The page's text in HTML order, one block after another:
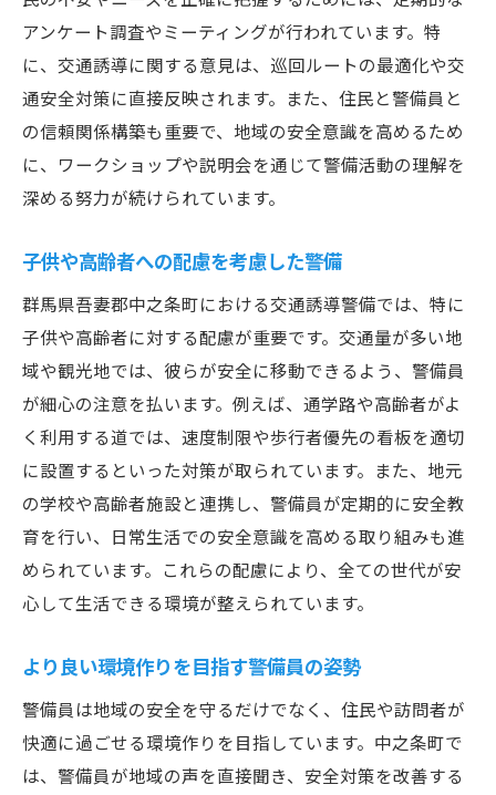
アンケート調査やミーティングが行われています。特
に、交通誘導に関する意見は、巡回ルートの最適化や交
通安全対策に直接反映されます。また、住民と警備員と
の信頼関係構築も重要で、地域の安全意識を高めるため
に、ワークショップや説明会を通じて警備活動の理解を
深める努力が続けられています。
子供や高齢者への配慮を考慮した警備
群馬県吾妻郡中之条町における交通誘導警備では、特に
子供や高齢者に対する配慮が重要です。交通量が多い地
域や観光地では、彼らが安全に移動できるよう、警備員
が細心の注意を払います。例えば、通学路や高齢者がよ
く利用する道では、速度制限や歩行者優先の看板を適切
に設置するといった対策が取られています。また、地元
の学校や高齢者施設と連携し、警備員が定期的に安全教
育を行い、日常生活での安全意識を高める取り組みも進
められています。これらの配慮により、全ての世代が安
心して生活できる環境が整えられています。
より良い環境作りを目指す警備員の姿勢
警備員は地域の安全を守るだけでなく、住民や訪問者が
快適に過ごせる環境作りを目指しています。中之条町で
は、警備員が地域の声を直接聞き、安全対策を改善する